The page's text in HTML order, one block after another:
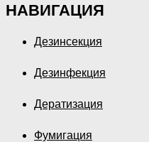
НАВИГАЦИЯ
Дезинсекция
Дезинфекция
Дератизация
Фумигация